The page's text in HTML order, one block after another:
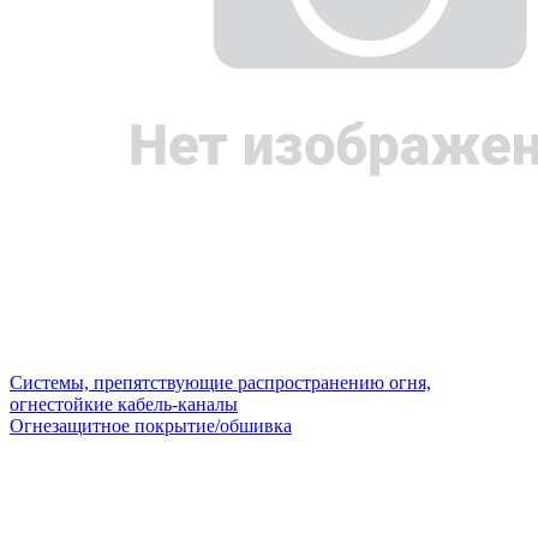
Системы, препятствующие распространению огня,
огнестойкие кабель-каналы
Огнезащитное покрытие/обшивка